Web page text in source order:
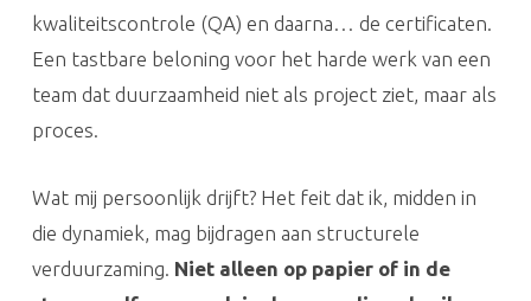
kwaliteitscontrole (QA) en daarna… de certificaten.
Een tastbare beloning voor het harde werk van een
team dat duurzaamheid niet als project ziet, maar als
proces.
Wat mij persoonlijk drijft? Het feit dat ik, midden in
die dynamiek, mag bijdragen aan structurele
verduurzaming. Niet alleen op papier of in de